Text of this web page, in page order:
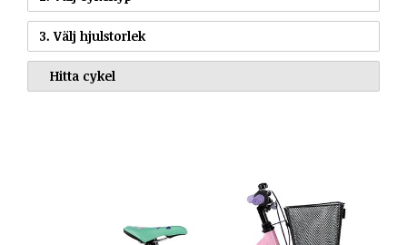
3. Välj hjulstorlek